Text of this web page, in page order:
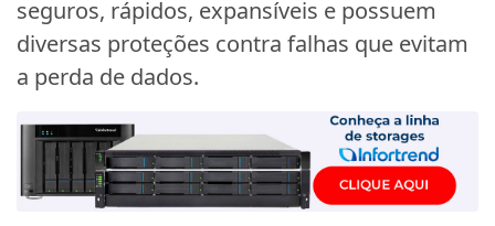
seguros, rápidos, expansíveis e possuem
diversas proteções contra falhas que evitam
a perda de dados.